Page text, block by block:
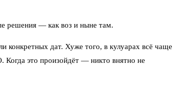
решения — как воз и ныне там.
конкретных дат. Хуже того, в кулуарах всё чаще
Когда это произойдёт — никто внятно не